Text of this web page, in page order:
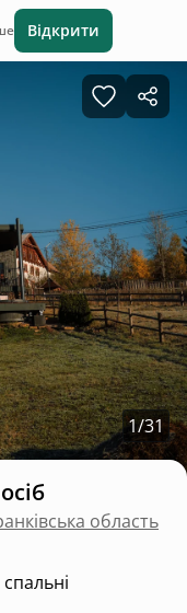
Відкрити
1/31
область